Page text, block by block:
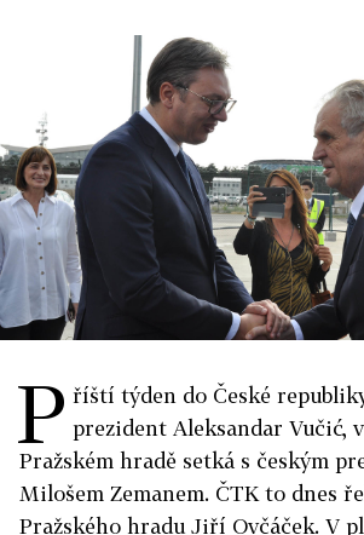
P říští týden do České
prezident Aleksandar Vučić,
Pražském hradě setká s českým
Milošem Zemanem. ČTK to dnes
Pražského hradu Jiří Ovčáček. V